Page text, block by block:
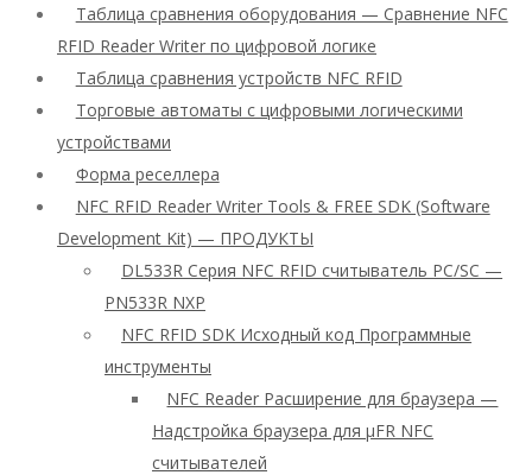
Таблица сравнения оборудования — Сравнение NFC
RFID Reader Writer по цифровой логике
Таблица сравнения устройств NFC RFID
Торговые автоматы с цифровыми логическими
устройствами
Форма реселлера
NFC RFID Reader Writer Tools & FREE SDK (Software
Development Kit) — ПРОДУКТЫ
DL533R Серия NFC RFID считыватель PC/SC —
PN533R NXP
NFC RFID SDK Исходный код Программные
инструменты
NFC Reader Расширение для браузера —
Надстройка браузера для μFR NFC
считывателей